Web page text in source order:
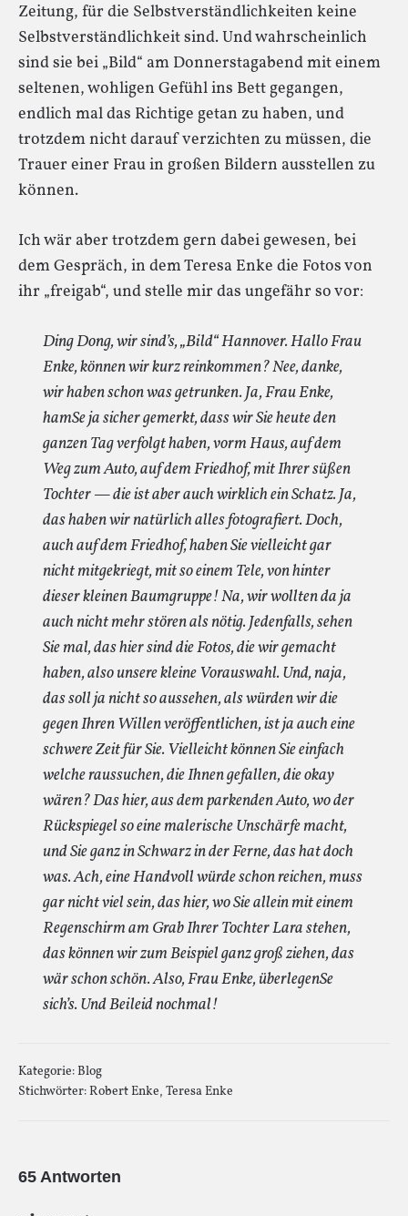
Zeitung, für die Selbstverständlichkeiten keine
Selbstverständlichkeit sind. Und wahrscheinlich
sind sie bei „Bild“ am Donnerstagabend mit einem
seltenen, wohligen Gefühl ins Bett gegangen,
endlich mal das Richtige getan zu haben, und
trotzdem nicht darauf verzichten zu müssen, die
Trauer einer Frau in großen Bildern ausstellen zu
können.
Ich wär aber trotzdem gern dabei gewesen, bei
dem Gespräch, in dem Teresa Enke die Fotos von
ihr „freigab“, und stelle mir das ungefähr so vor:
Ding Dong, wir sind’s, „Bild“ Hannover. Hallo Frau
Enke, können wir kurz reinkommen? Nee, danke,
wir haben schon was getrunken. Ja, Frau Enke,
hamSe ja sicher gemerkt, dass wir Sie heute den
ganzen Tag verfolgt haben, vorm Haus, auf dem
Weg zum Auto, auf dem Friedhof, mit Ihrer süßen
Tochter — die ist aber auch wirklich ein Schatz. Ja,
das haben wir natürlich alles fotografiert. Doch,
auch auf dem Friedhof, haben Sie vielleicht gar
nicht mitgekriegt, mit so einem Tele, von hinter
dieser kleinen Baumgruppe! Na, wir wollten da ja
auch nicht mehr stören als nötig. Jedenfalls, sehen
Sie mal, das hier sind die Fotos, die wir gemacht
haben, also unsere kleine Vorauswahl. Und, naja,
das soll ja nicht so aussehen, als würden wir die
gegen Ihren Willen veröffentlichen, ist ja auch eine
schwere Zeit für Sie. Vielleicht können Sie einfach
welche raussuchen, die Ihnen gefallen, die okay
wären? Das hier, aus dem parkenden Auto, wo der
Rückspiegel so eine malerische Unschärfe macht,
und Sie ganz in Schwarz in der Ferne, das hat doch
was. Ach, eine Handvoll würde schon reichen, muss
gar nicht viel sein, das hier, wo Sie allein mit einem
Regenschirm am Grab Ihrer Tochter Lara stehen,
das können wir zum Beispiel ganz groß ziehen, das
wär schon schön. Also, Frau Enke, überlegenSe
sich’s. Und Beileid nochmal!
Kategorie:Blog
Stichwörter: Robert Enke, Teresa Enke
65 Antworten